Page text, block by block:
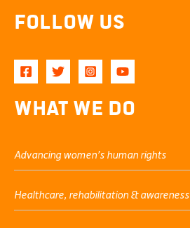
Follow Us
What We Do
Advancing women’s human rights
Healthcare, rehabilitation & awareness